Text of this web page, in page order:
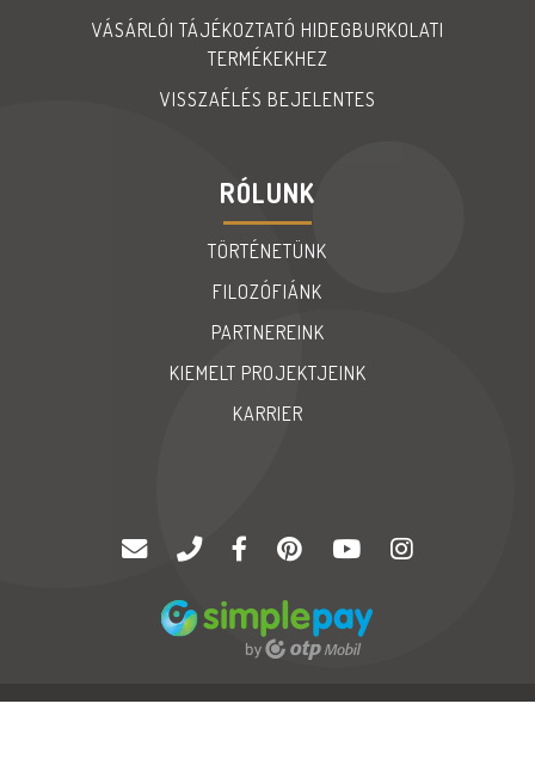
VÁSÁRLÓI TÁJÉKOZTATÓ HIDEGBURKOLATI
TERMÉKEKHEZ
VISSZAÉLÉS BEJELENTES
RÓLUNK
TÖRTÉNETÜNK
FILOZÓFIÁNK
PARTNEREINK
KIEMELT PROJEKTJEINK
KARRIER